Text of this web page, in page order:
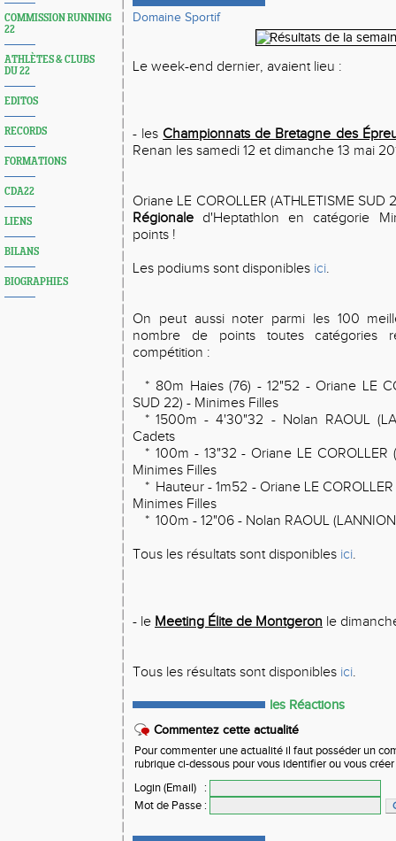
COMMISSION RUNNING
22
ATHLÈTES & CLUBS
DU 22
EDITOS
RECORDS
FORMATIONS
CDA22
LIENS
BILANS
BIOGRAPHIES
Domaine Sportif
Le week-end dernier, avaient lieu :
- les Championnats de Bretagne des
Renan les samedi 12 et dimanche 13 mai
Oriane LE COROLLER (ATHLETISME SUD
Régionale d'Heptathlon en catégorie
points !
Les podiums sont disponibles ici.
On peut aussi noter parmi les 100
nombre de points toutes catégories
compétition :
* 80m Haies (76) - 12"52 - Oriane LE
SUD 22) - Minimes Filles
* 1500m - 4'30"32 - Nolan RAOUL
Cadets
* 100m - 13"32 - Oriane LE COROLLER
Minimes Filles
* Hauteur - 1m52 - Oriane LE
Minimes Filles
* 100m - 12"06 - Nolan RAOUL
Tous les résultats sont disponibles ici.
- le Meeting Élite de Montgeron le
Tous les résultats sont disponibles ici.
les Réactions
Commentez cette actualité
Pour commenter une actualité il faut posséder un
rubrique ci-dessous pour vous identifier ou vous
Login (Email)
:
Mot de Passe :